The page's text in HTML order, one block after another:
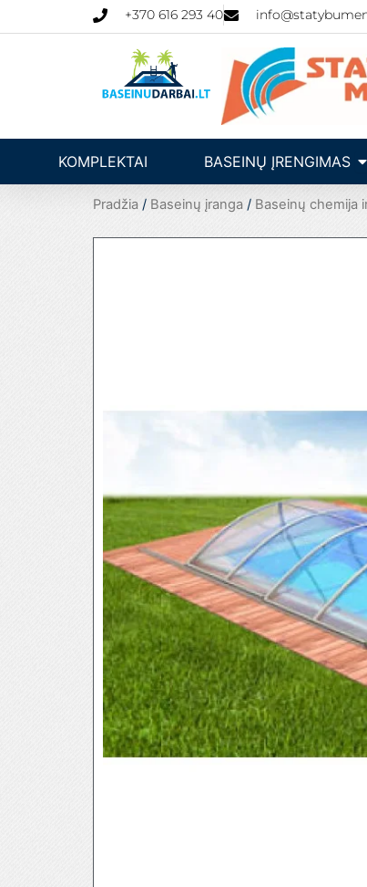
prie
+370 616 293 40
KOMPLEKTAI BASEINŲ ĮRENGIMAS
Pradžia / Baseinų įranga / Baseinų chemija